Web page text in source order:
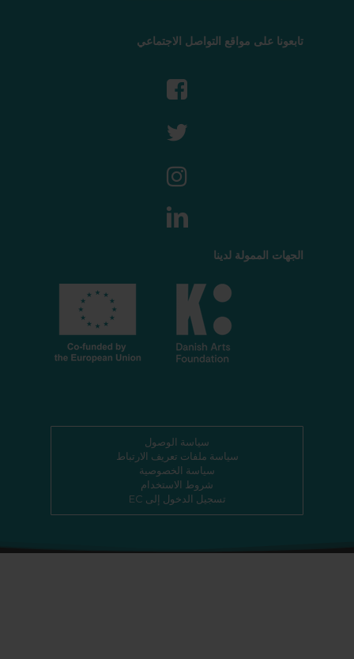
تابعونا على مواقع التواصل الاجتماعي
الجهات الممولة لدينا
سياسة الوصول
سياسة ملفات تعريف الارتباط
سياسة الخصوصية
شروط الاستخدام
تسجيل الدخول إلى EC